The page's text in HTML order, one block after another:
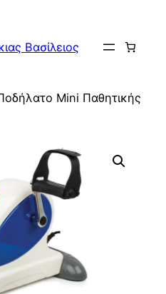
Βασίλειος
Mini Παθητικής